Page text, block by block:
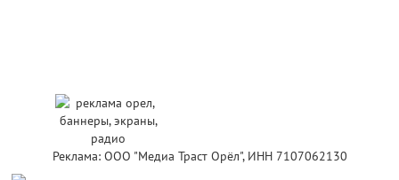
Реклама: ООО "Медиа Траст Орёл", ИНН 7107062130